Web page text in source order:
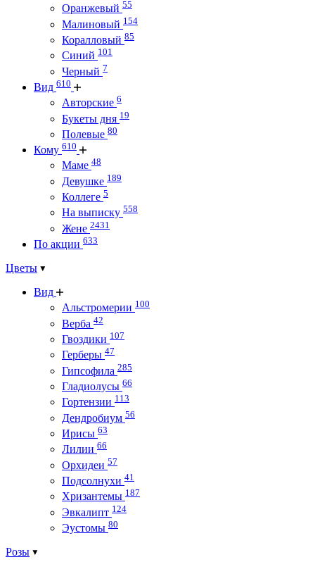
Оранжевый 55
Малиновый 154
Коралловый 85
Синий 101
Черный 7
Вид 610
Авторские 6
Букеты дня 19
Полевые 80
Кому 610
Маме 48
Девушке 189
Коллеге 5
На выписку 558
Жене 2431
По акции 633
Цветы
Вид
Альстромерии 100
Верба 42
Гвоздики 107
Герберы 47
Гипсофила 285
Гладиолусы 66
Гортензии 113
Дендробиум 56
Ирисы 63
Лилии 66
Орхидеи 57
Подсолнухи 41
Хризантемы 187
Эвкалипт 124
Эустомы 80
Розы